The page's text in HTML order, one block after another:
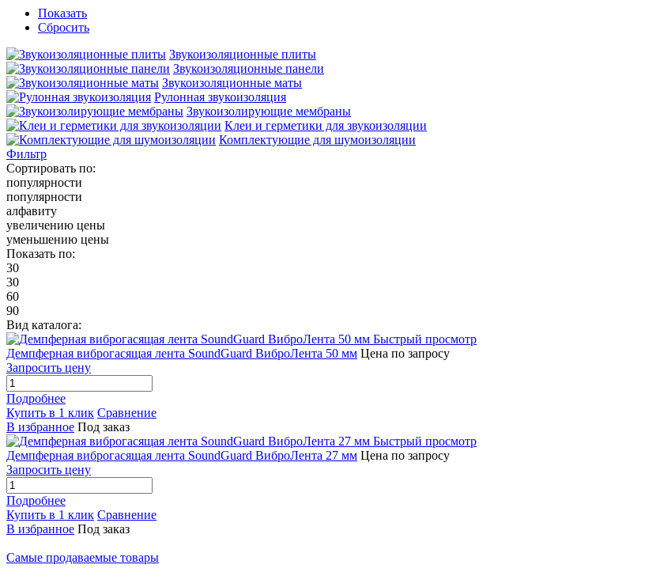
Показать
Сбросить
Звукоизоляционные плиты
Звукоизоляционные панели
Звукоизоляционные маты
Рулонная звукоизоляция
Звукоизолирующие мембраны
Клеи и герметики для звукоизоляции
Комплектующие для шумоизоляции
Фильтр
Сортировать по:
популярности
популярности
алфавиту
увеличению цены
уменьшению цены
Показать по:
30
30
60
90
Вид каталога:
Быстрый просмотр
Демпферная виброгасящая лента SoundGuard ВиброЛента 50 мм Цена по запросу
Запросить цену
Подробнее
Купить в 1 клик Сравнение
В избранное Под заказ
Быстрый просмотр
Демпферная виброгасящая лента SoundGuard ВиброЛента 27 мм Цена по запросу
Запросить цену
Подробнее
Купить в 1 клик Сравнение
В избранное Под заказ
Самые продаваемые товары